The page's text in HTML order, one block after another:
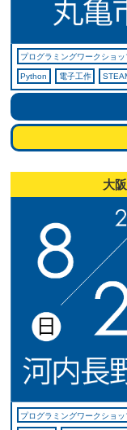
プログラミングワークショッ
Python 電子工作
大
プログラミングワークショッ